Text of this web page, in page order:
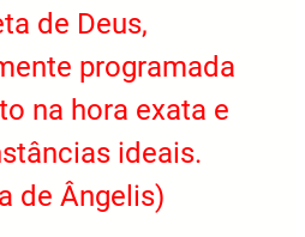
de Deus,
programada
na hora exata e
ideais.
de Ângelis)